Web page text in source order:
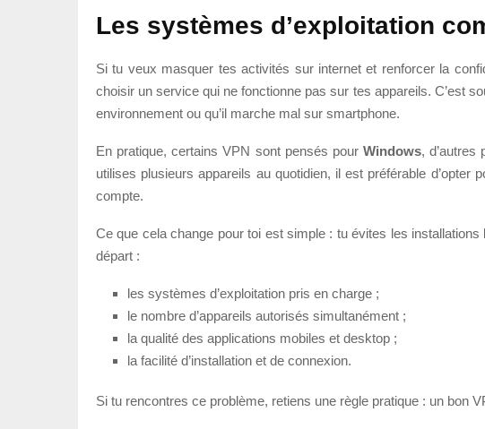
Les systèmes d’exploitation
Si tu veux masquer tes activités sur internet et renforcer la
choisir un service qui ne fonctionne pas sur tes appareils. C’est
environnement ou qu’il marche mal sur smartphone.
En pratique, certains VPN sont pensés pourWindows, d’autres
utilises plusieurs appareils au quotidien, il est préférable
compte.
Ce que cela change pour toi est simple : tu évites les
départ :
les systèmes d’exploitation pris en charge ;
le nombre d’appareils autorisés simultanément ;
la qualité des applications mobiles et desktop ;
la facilité d’installation et de connexion.
Si tu rencontres ce problème, retiens une règle pratique : un bon